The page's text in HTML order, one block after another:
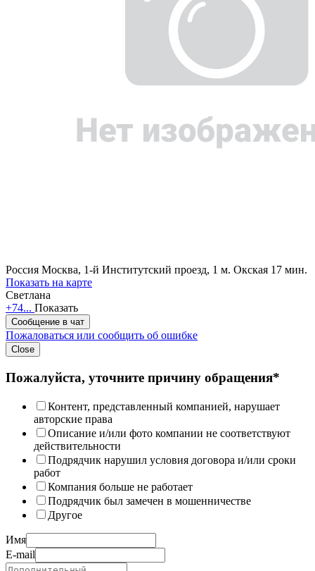
Россия Москва, 1-й Институтский проезд, 1 м. Окская 17 мин.
Показать на карте
Светлана
+74... Показать
Сообщение в чат
Пожаловаться или сообщить об ошибке
Close
Пожалуйста, уточните причину обращения*
Контент, представленный компанией, нарушает
авторские права
Описание и/или фото компании не соответствуют
действительности
Подрядчик нарушил условия договора и/или сроки
работ
Компания больше не работает
Подрядчик был замечен в мошенничестве
Другое
Имя
E-mail